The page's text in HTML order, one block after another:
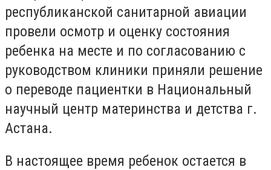
республиканской санитарной авиации
провели осмотр и оценку состояния
ребенка на месте и по согласованию с
руководством клиники приняли решение
о переводе пациентки в Национальный
научный центр материнства и детства г.
Астана.
В настоящее время ребенок остается в